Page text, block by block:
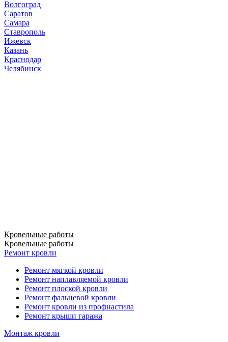
Волгоград
Саратов
Самара
Ставрополь
Ижевск
Казань
Краснодар
Челябинск
Кровельные работы
Кровельные работы
Ремонт кровли
Ремонт мягкой кровли
Ремонт наплавляемой кровли
Ремонт плоской кровли
Ремонт фальцевой кровли
Ремонт кровли из профнастила
Ремонт крыши гаража
Монтаж кровли